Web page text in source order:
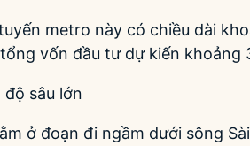
metro này có chiều dài
vốn đầu tư dự kiến khoảng
sâu lớn
ở đoạn đi ngầm dưới sông